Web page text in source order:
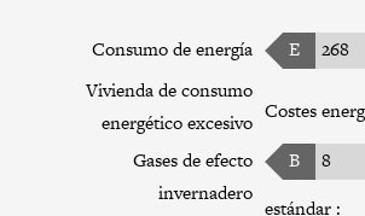
Consumo de energía E
268
Vivienda de consumo
energético excesivo
Gases de efecto
invernadero
B 8
Costes
estándar :